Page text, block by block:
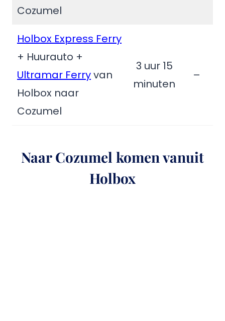
Cozumel
Holbox Express Ferry
+ Huurauto +
Ultramar Ferryvan
Holbox naar
Cozumel
3 uur 15
minuten
–
Naar Cozumel komen vanuit
Holbox